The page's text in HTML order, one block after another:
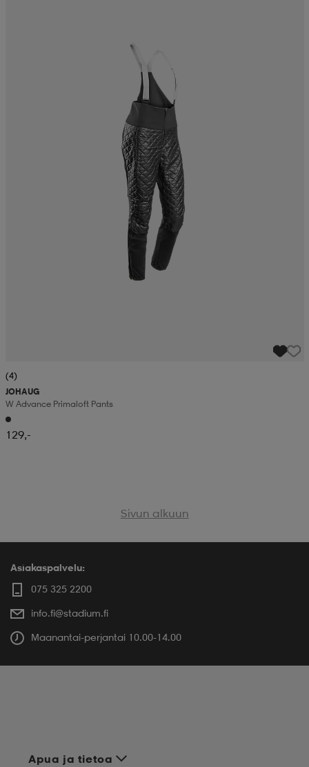
(4)
JOHAUG
W Advance Primaloft Pants
129,-
Sivun alkuun
Asiakaspalvelu:
075 325 2200
info.fi@stadium.fi
Maanantai-perjantai 10.00-14.00
Apua ja tietoa